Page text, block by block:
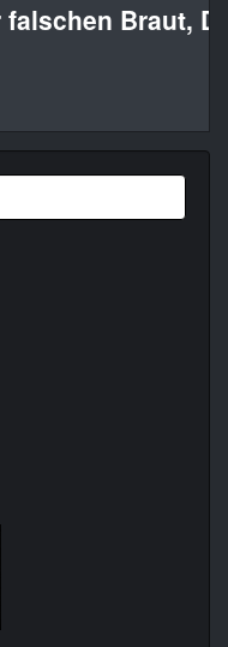
Braut,